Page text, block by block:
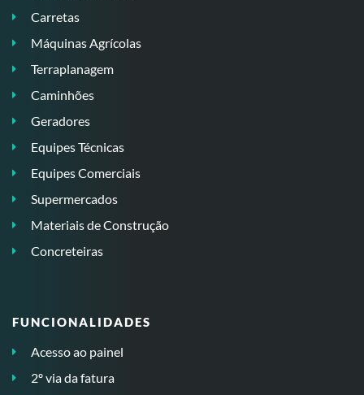
Carretas
Máquinas Agrícolas
Terraplanagem
Caminhões
Geradores
Equipes Técnicas
Equipes Comerciais
Supermercados
Materiais de Construção
Concreteiras
FUNCIONALIDADES
Acesso ao painel
2º via da fatura